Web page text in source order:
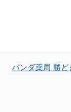
パンダ薬局 勝ど